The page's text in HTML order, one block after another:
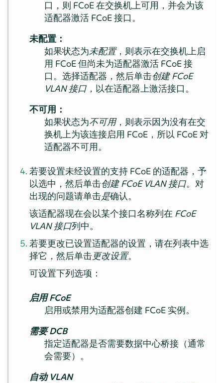
口，则 FCoE 在交换机上可用，并会为该
适配器激活 FCoE 接口。
未配置：
如果状态为未配置，则表示在交换机上启
用 FCoE 但尚未为适配器激活 FCoE 接
口。选择适配器，然后单击创建 FCoE
VLAN 接口 ，以在适配器上激活接口。
不可用：
如果状态为不可用，则表示因为没有在交
换机上为该连接启用 FCoE，所以 FCoE 对
适配器不可用。
若要设置未经设置的支持 FCoE 的适配器，予
以选中，然后单击创建 FCoE VLAN 接口。对
出现的问题请单击是确认。
该适配器现在会以某个接口名称列在 FCoE
VLAN 接口列中。
若要更改已设置适配器的设置，请在列表中选
择它，然后单击更改设置。
可设置下列选项：
启用 FCoE
启用或禁用为适配器创建 FCoE 实例。
需要 DCB
指定适配器是否需要数据中心桥接（通常
会需要）。
自动 VLAN